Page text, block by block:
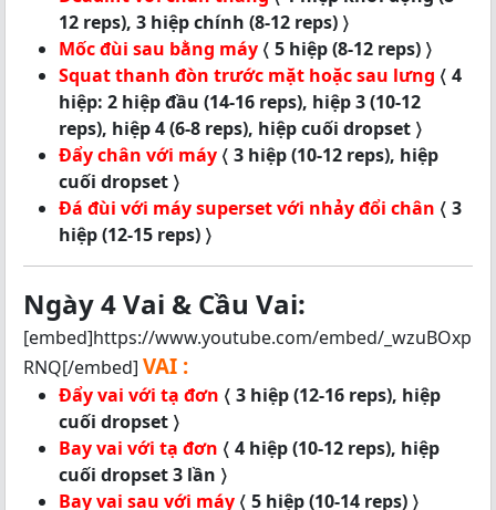
12 reps), 3 hiệp chính (8-12 reps) 〉
Mốc đùi sau bằng máy 〈 5 hiệp (8-12 reps) 〉
Squat thanh đòn trước mặt hoặc sau lưng 〈 4
hiệp: 2 hiệp đầu (14-16 reps), hiệp 3 (10-12
reps), hiệp 4 (6-8 reps), hiệp cuối dropset 〉
Đẩy chân với máy 〈 3 hiệp (10-12 reps), hiệp
cuối dropset 〉
Đá đùi với máy superset với nhảy đổi chân 〈 3
hiệp (12-15 reps) 〉
Ngày 4 Vai & Cầu Vai:
[embed]https://www.youtube.com/embed/_wzuBOxp
RNQ[/embed] VAI :
Đẩy vai với tạ đơn 〈 3 hiệp (12-16 reps), hiệp
cuối dropset 〉
Bay vai với tạ đơn 〈 4 hiệp (10-12 reps), hiệp
cuối dropset 3 lần 〉
Bay vai sau với máy 〈 5 hiệp (10-14 reps) 〉